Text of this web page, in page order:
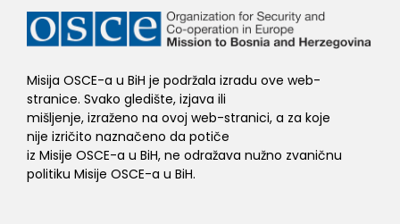
Misija OSCE-a u BiH je podržala izradu ove web-
stranice. Svako gledište, izjava ili
mišljenje, izraženo na ovoj web-stranici, a za koje
nije izričito naznačeno da potiče
iz Misije OSCE-a u BiH, ne odražava nužno zvaničnu
politiku Misije OSCE-a u BiH.